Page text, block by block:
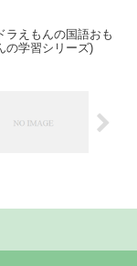
ラえもんの国語おも
の学習シリーズ)